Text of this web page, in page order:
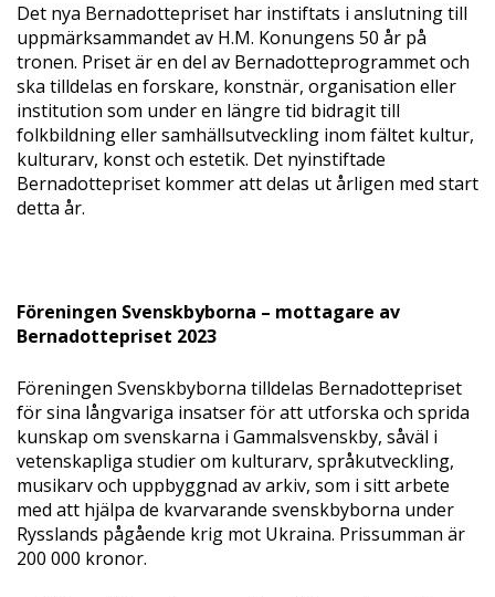
Det nya Bernadottepriset har instiftats i anslutning till
uppmärksammandet av H.M. Konungens 50 år på
tronen. Priset är en del av Bernadotteprogrammet och
ska tilldelas en forskare, konstnär, organisation eller
institution som under en längre tid bidragit till
folkbildning eller samhällsutveckling inom fältet kultur,
kulturarv, konst och estetik. Det nyinstiftade
Bernadottepriset kommer att delas ut årligen med start
detta år.
Föreningen Svenskbyborna – mottagare av
Bernadottepriset 2023
Föreningen Svenskbyborna tilldelas Bernadottepriset
för sina långvariga insatser för att utforska och sprida
kunskap om svenskarna i Gammalsvenskby, såväl i
vetenskapliga studier om kulturarv, språkutveckling,
musikarv och uppbyggnad av arkiv, som i sitt arbete
med att hjälpa de kvarvarande svenskbyborna under
Rysslands pågående krig mot Ukraina. Prissumman är
200 000 kronor.